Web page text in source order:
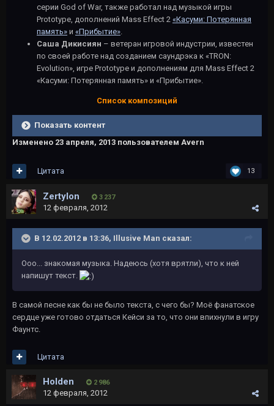
серии God of War, также работал над музыкой игры
Prototype, дополнений Mass Effect 2 «Касуми: Потерянная
память» и «Прибытие»
Саша Дикисиян – ветеран игровой индустрии, известен
по своей работе над созданием саундрэка к «TRON:
Evolution», игре Prototype и дополнениям для Mass Effect 2
«Касуми: Потерянная память» и «Прибытие».
Список композиций
Показать контент
Изменено 23 апреля, 2013 пользователем Avern
13
Цитата
Zertylon 3 237
12 февраля, 2012
В 12.02.2012 в 13:36, Illusive Man сказал:
Ооо... знакомая музыка. Надеюсь (хотя врятли), что к ней
напишут текст.
В самой песне как бы не было текста, с чего бы? Моё фанатское
сердце уже готово отдаться Кейси за то, что они впихнули в игру
Фаунтс.
Цитата
Holden 2 986
12 февраля, 2012